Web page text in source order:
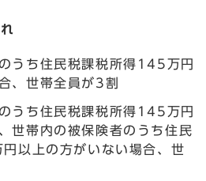
うち住民税課税所得145万円
、世帯全員が3割
うち住民税課税所得145万円
世帯内の被保険者のうち住民
以上の方がいない場合、世